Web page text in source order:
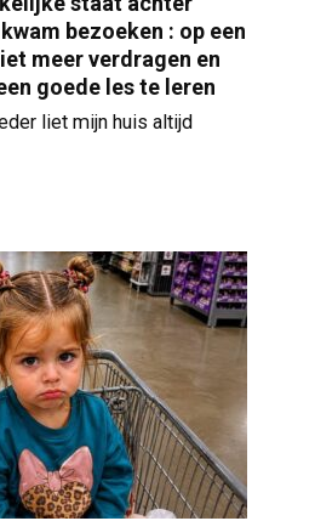
bezoeken : op een
meer verdragen en
goede les te leren
liet mijn huis altijd